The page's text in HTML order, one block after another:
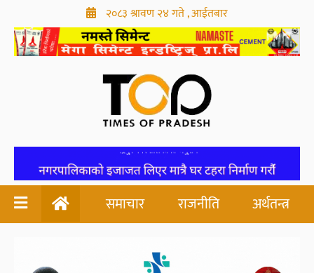
२०८३ श्रावण २४ गते , आईतबार
समाचार राजनीति अर्थतन्त्र